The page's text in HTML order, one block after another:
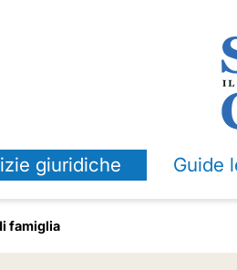
giuridiche Guide
famiglia